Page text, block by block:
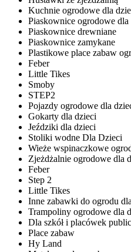
Kuchnie ogrodowe dla
Piaskownice ogrodowe dla
Piaskownice drewniane
Piaskownice zamykane
Plastikowe place zabaw
Feber
Little Tikes
Smoby
STEP2
Pojazdy ogrodowe dla
Gokarty dla dzieci
Jeździki dla dzieci
Stoliki wodne Dla Dzieci
Wieże wspinaczkowe
Zjeżdżalnie ogrodowe dla
Feber
Step 2
Little Tikes
Inne zabawki do ogrodu
Trampoliny ogrodowe dla
Dla szkół i placówek
Place zabaw
Hy Land